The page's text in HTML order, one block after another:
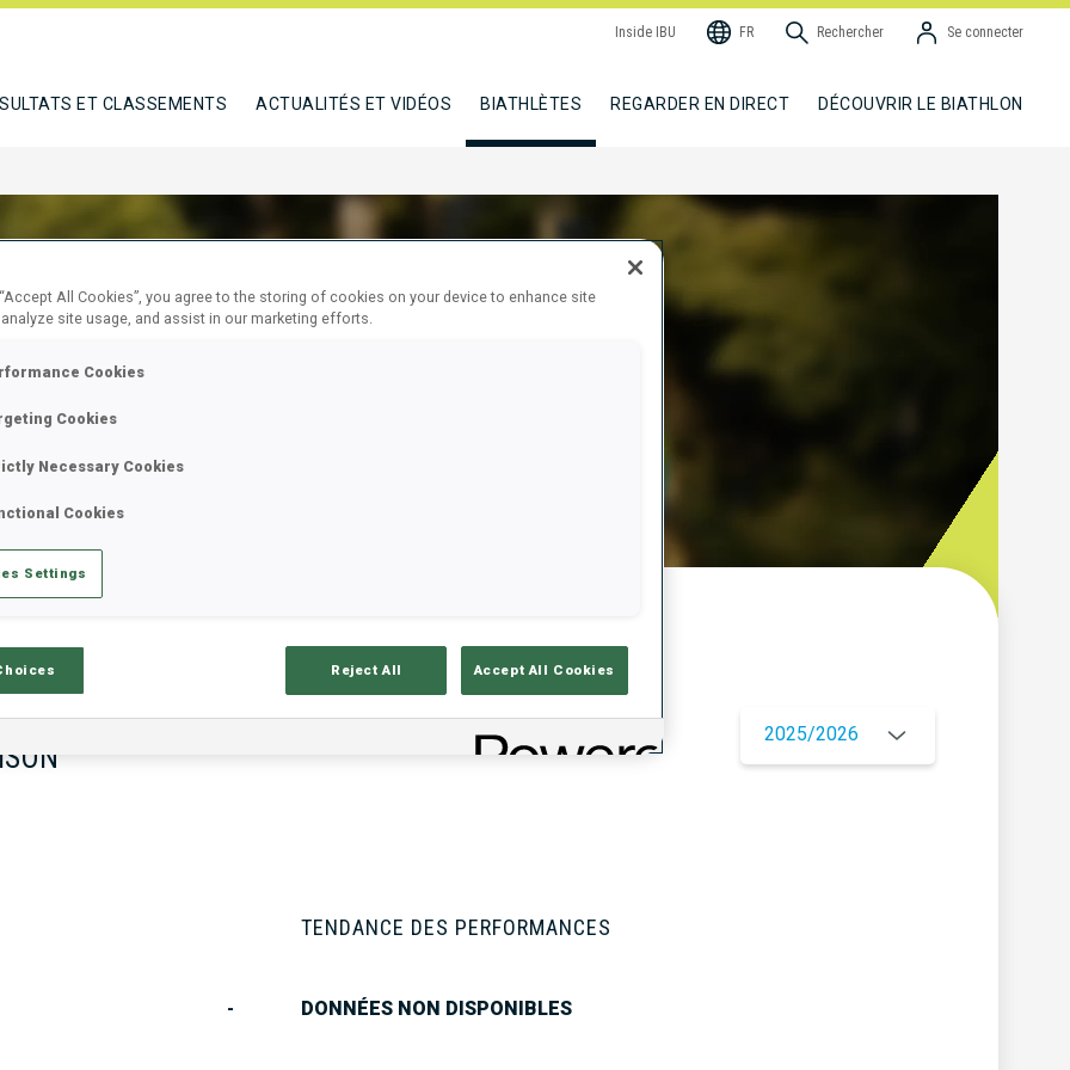
Inside IBU FR Rechercher Se connecter
ET CLASSEMENTS ACTUALITÉS ET VIDÉOS BIATHLÈTES REGARDER EN DIRECT DÉCOUVRIR LE BIATHLON
TOV
2025/2026
-
TENDANCE DES PERFORMANCES
DONNÉES NON DISPONIBLES
All Cookies”, you agree to the storing of cookies on your device to enhance site
site usage, and assist in our marketing efforts.
Cookies
Cookies
Necessary Cookies
Cookies
Settings
Reject All Accept All Cookies